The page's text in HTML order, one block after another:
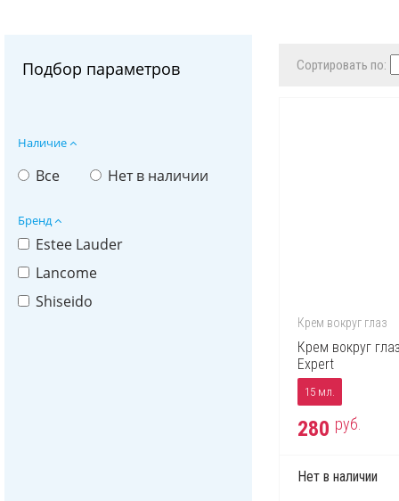
Подбор параметров
Наличие
Все Нет в наличии
Бренд
Estee Lauder
Lancome
Shiseido
Сортировать по:
Крем вокруг глаз
Крем вокруг
Expert
15 мл.
280 руб.
Нет в наличии